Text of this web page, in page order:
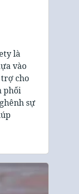
là
vào
trợ cho
phối
sự